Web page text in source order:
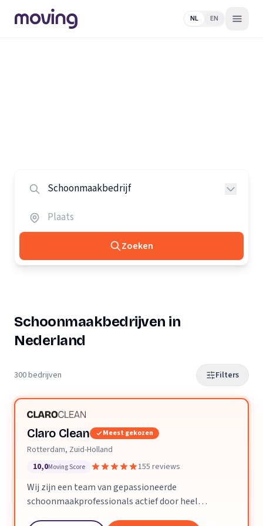
NL EN
Zoeken
Schoonmaakbedrijven in
Nederland
300 bedrijven Filters
Claro Clean Meest gekozen
Rotterdam, Zuid-Holland
10,0Moving Score 155 reviews
Wij zijn een team van gepassioneerde
schoonmaakprofessionals actief door heel